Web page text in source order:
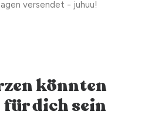
versendet - juhuu!
könnten
für dich sein